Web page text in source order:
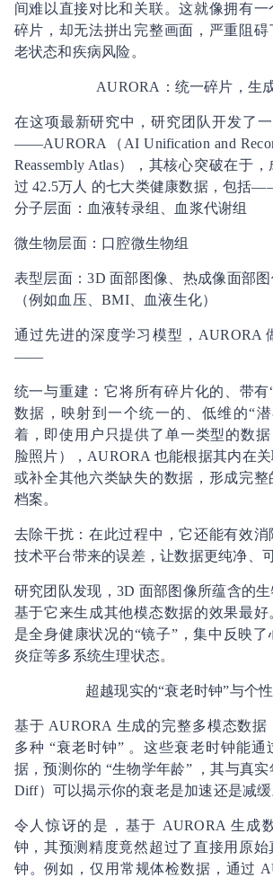
间难以直接对比和关联。这就像拥有
碎片，却无法拼出完整画面，严重阻碍
老状态和疾病风险。
AURORA：统一碎片，生
在这项最新研究中，研究团队开发了
——AURORA（AI Unification and
Reassembly Atlas），其核心突破在于
过 42.5万人 的七大类健康数据，包括
分子层面：血液转录组、血浆代谢组
微生物层面：口腔微生物组
表型层面：3D 面部图像、热成像面部
（例如血压、BMI、血液生化）
通过先进的深度学习模型，AURORA
——
统一与重建：它将所有碎片化的、带有
数据，映射到一个统一的、低维的“
着，即使用户只提供了单一类型的数据
脸照片），AURORA 也能根据其内在
或补全其他六类缺失的数据，形成完
档案。
去除干扰：在此过程中，它还能有效消
技术平台带来的误差，让数据更纯净、可
研究团队发现，3D 面部图像所蕴含的生
基于它来生成其他模态数据的效果最好
是全身健康状况的“镜子”，集中反映了
炎症等多系统生理状态。
超越现实的“衰老时钟”与个
基于 AURORA 生成的完整多模态数据
多种 “衰老时钟” 。这些衰老时钟能通
据，预测你的 “生物学年龄” ，其与真
Diff）可以揭示你的衰老是加速还是减缓
令人惊讶的是，基于 AURORA 生成
钟，其预测精度竟然超过了直接用原
钟。例如，仅用常规体检数据，通过